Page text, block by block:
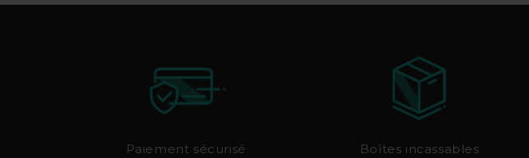
Paiement sécurisé Boîtes incassables